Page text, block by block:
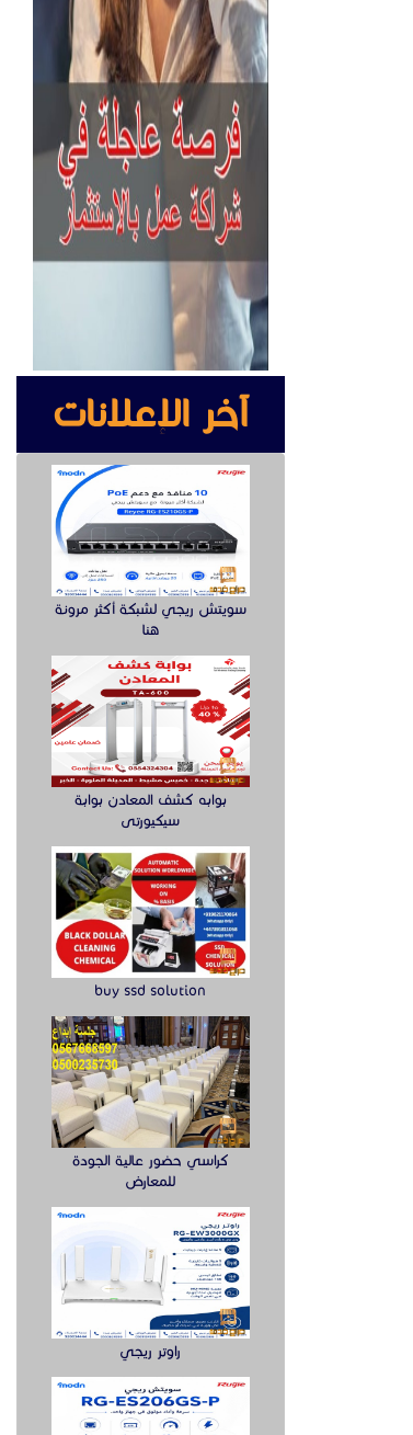
آخر الإعلانات
سويتش ريجي لشبكة أكثر مرونة
هنا
بوابه كشف المعادن بوابة
سيكيورتى
buy ssd solution
كراسي حضور عالية الجودة
للمعارض
راوتر ريجي